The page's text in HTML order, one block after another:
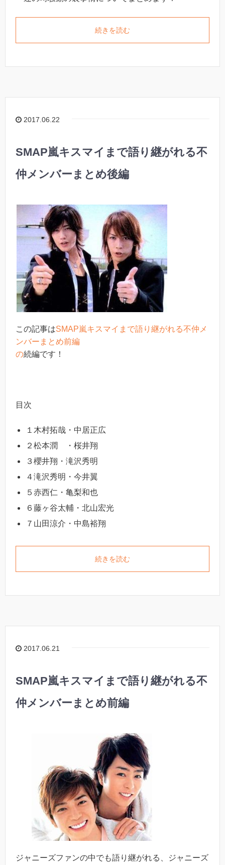
続きを読む
2017.06.22
SMAP嵐キスマイまで語り継がれる不
仲メンバーまとめ後編
この記事はSMAP嵐キスマイまで語り継がれる不仲メ
ンバーまとめ前編
の続編です！
目次
１木村拓哉・中居正広
２松本潤 ・桜井翔
３櫻井翔・滝沢秀明
４滝沢秀明・今井翼
５赤西仁・亀梨和也
６藤ヶ谷太輔・北山宏光
７山田涼介・中島裕翔
続きを読む
2017.06.21
SMAP嵐キスマイまで語り継がれる不
仲メンバーまとめ前編
ジャニーズファンの中でも語り継がれる、ジャニーズ